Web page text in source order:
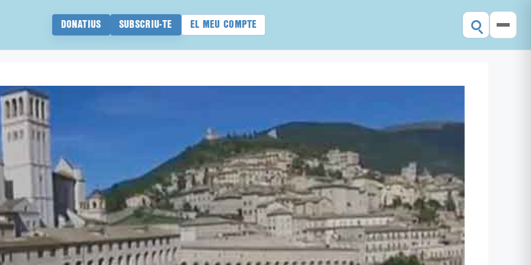
DONATIUS SUBSCRIU-TE EL MEU COMPTE